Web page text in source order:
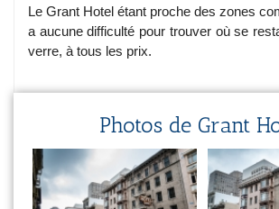
Le Grant Hotel étant proche des zones
a aucune difficulté pour trouver où se
verre, à tous les prix.
Photos de Grant